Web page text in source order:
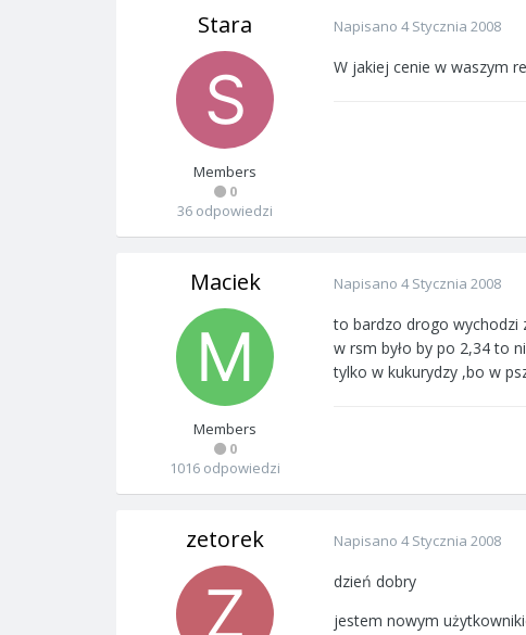
Stara
Members
0
36 odpowiedzi
Napisano 4 Stycznia 2008
W jakiej cenie w waszym
Maciek
Members
0
1016 odpowiedzi
Napisano 4 Stycznia 2008
to bardzo drogo wychodzi
w rsm było by po 2,34 to
tylko w kukurydzy ,bo w
zetorek Napisano 4 Stycznia 2008
dzień dobry
jestem nowym